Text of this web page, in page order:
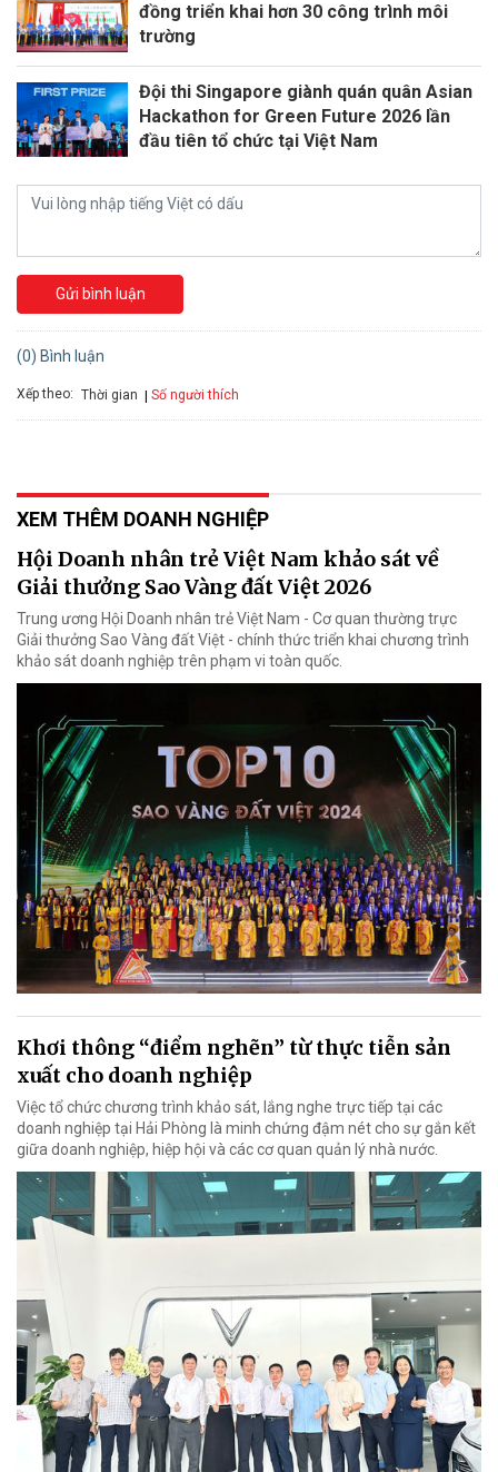
đồng triển khai hơn 30 công trình môi
trường
Đội thi Singapore giành quán quân Asian
Hackathon for Green Future 2026 lần
đầu tiên tổ chức tại Việt Nam
Gửi bình luận
(0) Bình luận
Xếp theo: Thời gian Số người thích
XEM THÊM DOANH NGHIỆP
Hội Doanh nhân trẻ Việt Nam khảo sát về
Giải thưởng Sao Vàng đất Việt 2026
Trung ương Hội Doanh nhân trẻ Việt Nam - Cơ quan thường trực
Giải thưởng Sao Vàng đất Việt - chính thức triển khai chương trình
khảo sát doanh nghiệp trên phạm vi toàn quốc.
Khơi thông “điểm nghẽn” từ thực tiễn sản
xuất cho doanh nghiệp
Việc tổ chức chương trình khảo sát, lắng nghe trực tiếp tại các
doanh nghiệp tại Hải Phòng là minh chứng đậm nét cho sự gắn kết
giữa doanh nghiệp, hiệp hội và các cơ quan quản lý nhà nước.